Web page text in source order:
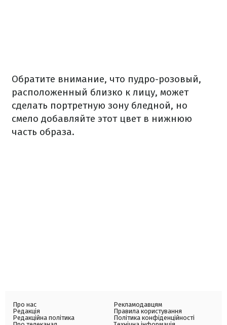
Обратите внимание, что пудро-розовый,
расположенный близко к лицу, может
сделать портретную зону бледной, но
смело добавляйте этот цвет в нижнюю
часть образа.
Про нас
Редакція
Редакційна політика
Рекламодавцям
Правила користування
Політика конфіденційності